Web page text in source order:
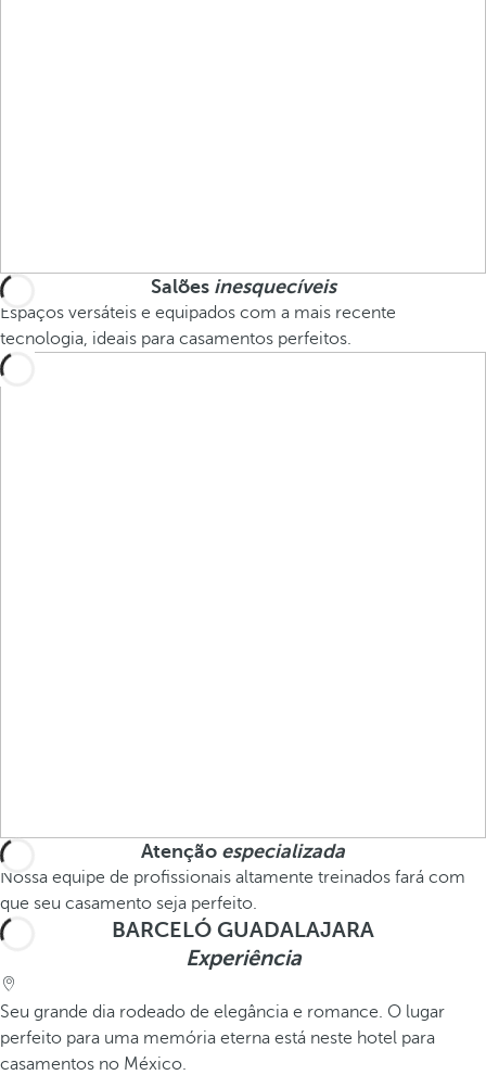
Salões inesquecíveis
Espaços versáteis e equipados com a mais recente
tecnologia, ideais para casamentos perfeitos.
Atenção especializada
Nossa equipe de profissionais altamente treinados fará com
que seu casamento seja perfeito.
BARCELÓ GUADALAJARA
Experiência
Seu grande dia rodeado de elegância e romance. O lugar
perfeito para uma memória eterna está neste hotel para
casamentos no México.